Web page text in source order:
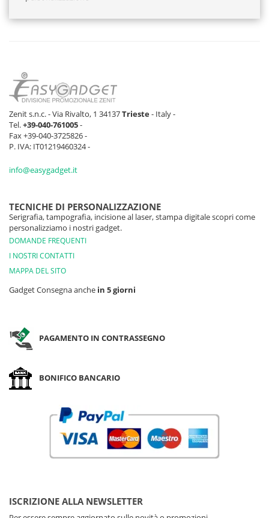
Zenit s.n.c. - Via Rivalto, 1 34137Trieste- Italy -
Tel.+39-040-761005-
Fax +39-040-3725826 -
P. IVA: IT01219460324 -
info@easygadget.it
TECNICHE DI PERSONALIZZAZIONE
Serigrafia, tampografia, incisione al laser, stampa digitale scopri come
personalizziamo i nostri gadget.
DOMANDE FREQUENTI
I NOSTRI CONTATTI
MAPPA DEL SITO
Gadget Consegna anche in 5 giorni
PAGAMENTO IN CONTRASSEGNO
BONIFICO BANCARIO
ISCRIZIONE ALLA NEWSLETTER